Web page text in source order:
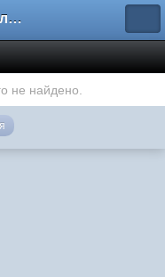
Форум владельцев интернет-магазинов
не найдено.